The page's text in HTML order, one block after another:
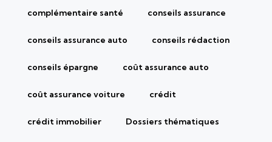
complémentaire santé conseils assurance
conseils assurance auto conseils rédaction
conseils épargne coût assurance auto
coût assurance voiture crédit
crédit immobilier Dossiers thématiques